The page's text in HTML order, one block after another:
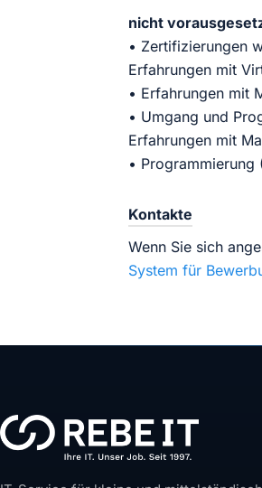
nicht
• Zertifizierungen
Erfahrungen mit
• Erfahrungen mit
• Umgang und
Erfahrungen mit
• Programmierung
Kontakte
Wenn Sie sich
System für